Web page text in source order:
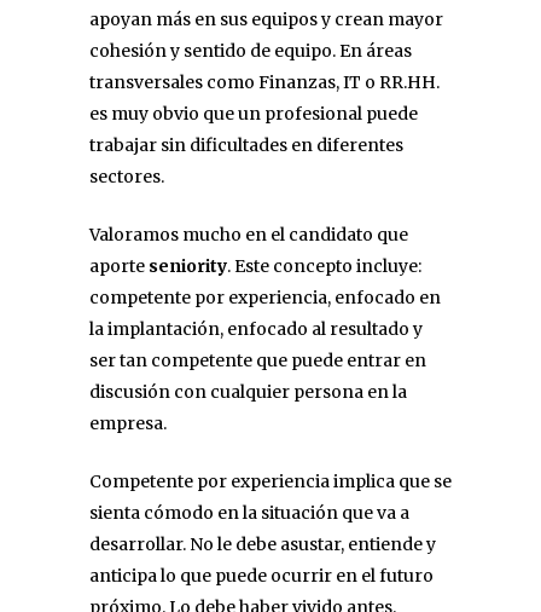
apoyan más en sus equipos y crean mayor
cohesión y sentido de equipo. En áreas
transversales como Finanzas, IT o RR.HH.
es muy obvio que un profesional puede
trabajar sin dificultades en diferentes
sectores.
Valoramos mucho en el candidato que
aporte seniority. Este concepto incluye:
competente por experiencia, enfocado en
la implantación, enfocado al resultado y
ser tan competente que puede entrar en
discusión con cualquier persona en la
empresa.
Competente por experiencia implica que se
sienta cómodo en la situación que va a
desarrollar. No le debe asustar, entiende y
anticipa lo que puede ocurrir en el futuro
próximo. Lo debe haber vivido antes.